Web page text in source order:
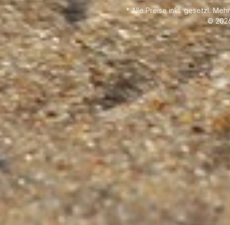
(cm³) 222 Bohrung x Hub (mm) 58 x
42 Max. Drehzahlbereich (U/min)
4.500-5.500
(10) Kühlung
und Tilt-
Stufen Abmessungen: Länge
610 Breite (mm) 345 Höhe (mm)
1.377
* Alle Preise inkl. gesetzl.
©